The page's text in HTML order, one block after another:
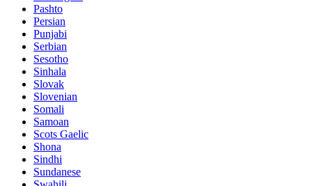
Pashto
Persian
Punjabi
Serbian
Sesotho
Sinhala
Slovak
Slovenian
Somali
Samoan
Scots Gaelic
Shona
Sindhi
Sundanese